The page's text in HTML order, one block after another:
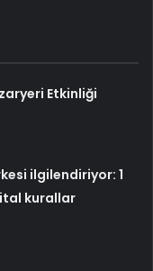
Etkinliği
ilgilendiriyor: 1
kurallar